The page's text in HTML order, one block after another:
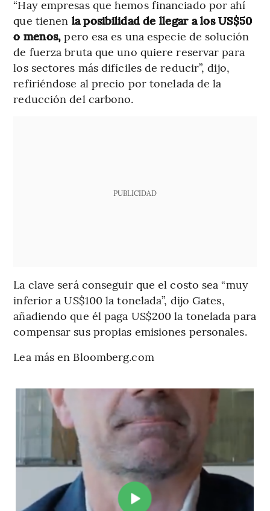
“Hay empresas que hemos financiado por ahí
que tienen la posibilidad de llegar a los US$50
o menos, pero esa es una especie de solución
de fuerza bruta que uno quiere reservar para
los sectores más difíciles de reducir”, dijo,
refiriéndose al precio por tonelada de la
reducción del carbono.
PUBLICIDAD
La clave será conseguir que el costo sea “muy
inferior a US$100 la tonelada”, dijo Gates,
añadiendo que él paga US$200 la tonelada para
compensar sus propias emisiones personales.
Lea más en Bloomberg.com